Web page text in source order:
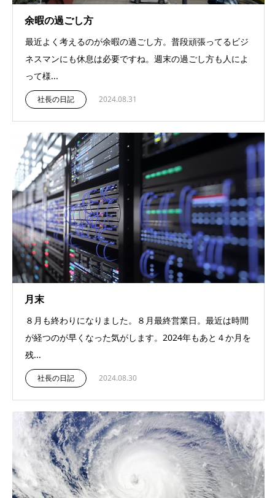
余暇の過ごし方
最近よく考えるのが余暇の過ごし方。普段頑張ってるビジ
ネスマンにも休息は必要ですね。週末の過ごし方も人によ
って様...
社長の日記 2024.08.31
月末
８月も終わりになりました。８月最終営業日。最近は時間
が経つのが早くなった気がします。2024年もあと４か月を
残...
社長の日記 2024.08.30